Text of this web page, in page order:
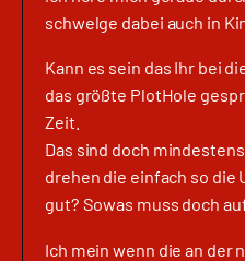
schwelge dabei auch in
Kann es sein das Ihr bei
das größte PlotHole
Zeit.
Das sind doch
drehen die einfach so die
gut? Sowas muss doch
Ich mein wenn die an der